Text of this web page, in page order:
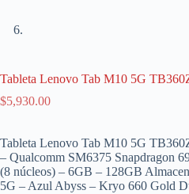
Tableta Lenovo Tab M10 5G
$5,930.00
Tableta Lenovo Tab M10 5G
– Qualcomm SM6375 Snapdragon
(8 núcleos) – 6GB – 128GB
5G – Azul Abyss – Kryo 660 Gold